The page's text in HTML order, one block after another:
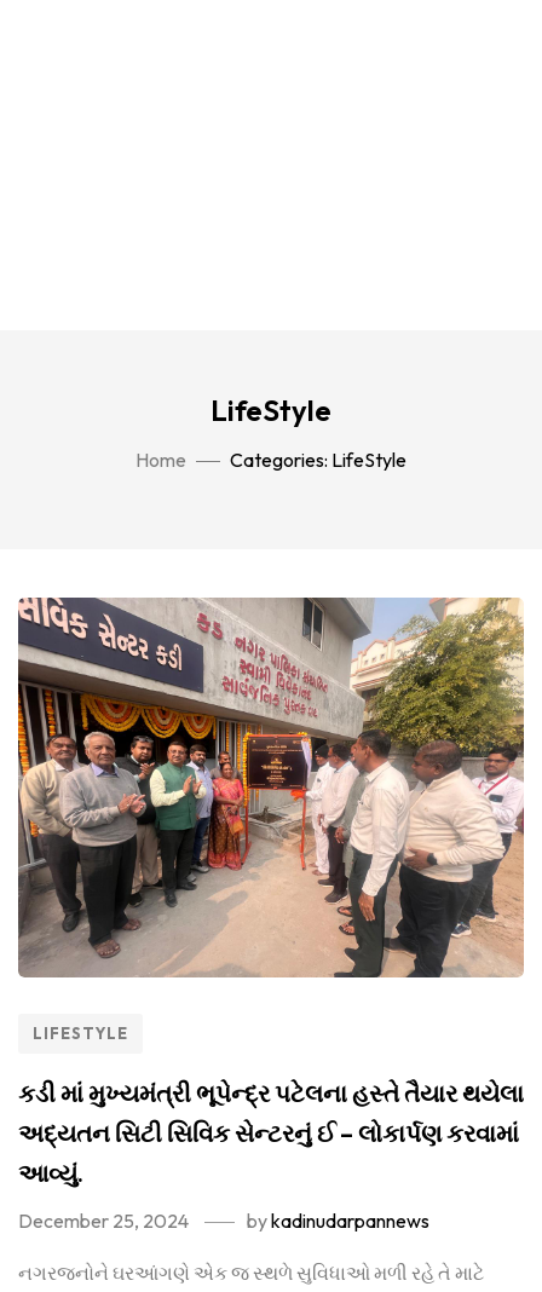
LifeStyle
Home Categories: LifeStyle
LIFESTYLE
કડી માં મુખ્યમંત્રી ભૂપેન્દ્ર પટેલના હસ્તે તૈયાર થયેલા
અદ્યતન સિટી સિવિક સેન્ટરનું ઈ – લોકાર્પણ કરવામાં
આવ્યું.
December 25, 2024 bykadinudarpannews
નગરજનોને ઘરઆંગણે એક જ સ્થળે સુવિધાઓ મળી રહે તે માટે